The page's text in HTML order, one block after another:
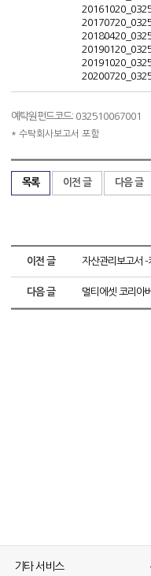
예탁원펀드코드: 032510067001
* 수탁회사보고서 포함
목록 이전 글 다음 글
이전 글 자산관리보고서
다음 글 멀티에셋 코리아
기타 서비스